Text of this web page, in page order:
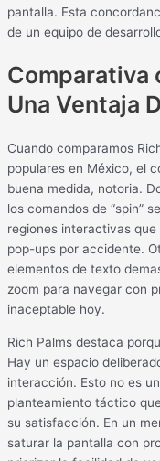
pantalla. Esta
de un equipo de
Comparativa
Una Ventaja
Cuando comparamos
populares en México, el
buena medida, notoria.
los comandos de “spin”
regiones interactivas
pop-ups por accidente.
elementos de texto
zoom para navegar con
inaceptable hoy.
Rich Palms destaca
Hay un espacio
interacción. Esto no es
planteamiento táctico
su satisfacción. En un
saturar la pantalla con